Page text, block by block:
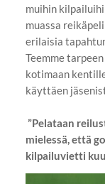
muihin
muassa
erilaisia
Teemme
kotimaan
käyttäen
”Pelataan
mielessä, että
kilpailuvietti